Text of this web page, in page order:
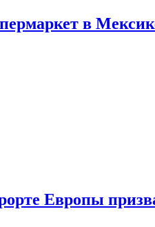
в
Европы